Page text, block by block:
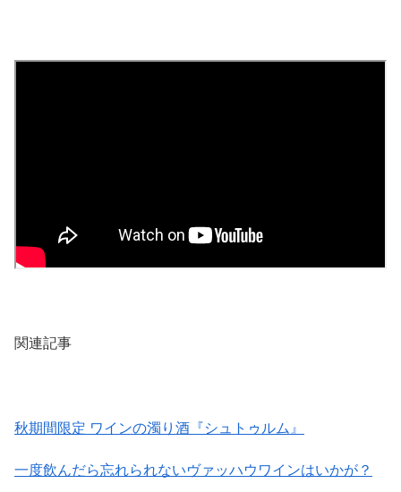
関連記事
秋期間限定 ワインの濁り酒『シュトゥルム』
一度飲んだら忘れられないヴァッハウワインはいかが？